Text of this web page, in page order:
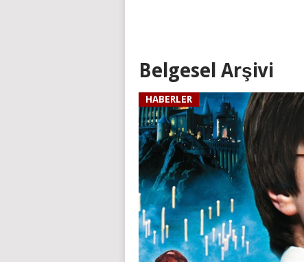
Belgesel Arşivi
HABERLER